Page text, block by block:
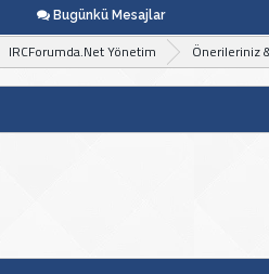
Bugünkü Mesajlar
IRCForumda.Net Yönetim Önerileriniz